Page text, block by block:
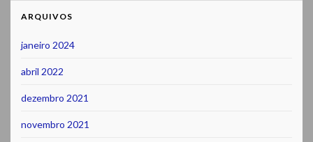
ARQUIVOS
janeiro 2024
abril 2022
dezembro 2021
novembro 2021